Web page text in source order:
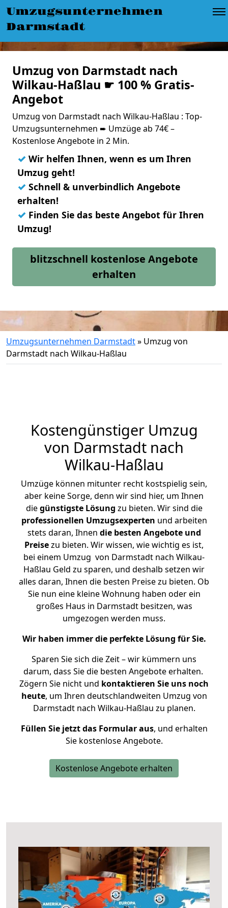
Umzugsunternehmen
Darmstadt
Umzug von Darmstadt nach
Wilkau-Haßlau ☛ 100 % Gratis-
Angebot
Umzug von Darmstadt nach Wilkau-Haßlau : Top-
Umzugsunternehmen ➨ Umzüge ab 74€ –
Kostenlose Angebote in 2 Min.
✓ Wir helfen Ihnen, wenn es um Ihren
Umzug geht!
✓ Schnell & unverbindlich Angebote
erhalten!
✓ Finden Sie das beste Angebot für Ihren
Umzug!
blitzschnell kostenlose Angebote
erhalten
Umzugsunternehmen Darmstadt» Umzug von
Darmstadt nach Wilkau-Haßlau
Kostengünstiger Umzug
von Darmstadt nach
Wilkau-Haßlau
Umzüge können mitunter recht kostspielig sein,
aber keine Sorge, denn wir sind hier, um Ihnen
diegünstigste Lösung zu bieten. Wir sind die
professionellen Umzugsexperten und arbeiten
stets daran, Ihnen die besten Angebote und
Preisezu bieten. Wir wissen, wie wichtig es ist,
bei einem Umzug von Darmstadt nach Wilkau-
Haßlau Geld zu sparen, und deshalb setzen wir
alles daran, Ihnen die besten Preise zu bieten. Ob
Sie nun eine kleine Wohnung haben oder ein
großes Haus in Darmstadt besitzen, was
umgezogen werden muss.
Wir haben immer die perfekte Lösung für Sie.
Sparen Sie sich die Zeit – wir kümmern uns
darum, dass Sie die besten Angebote erhalten.
Zögern Sie nicht und kontaktieren Sie uns noch
heute, um Ihren deutschlandweiten Umzug von
Darmstadt nach Wilkau-Haßlau zu planen.
Füllen Sie jetzt das Formular aus, und erhalten
Sie kostenlose Angebote.
Kostenlose Angebote erhalten